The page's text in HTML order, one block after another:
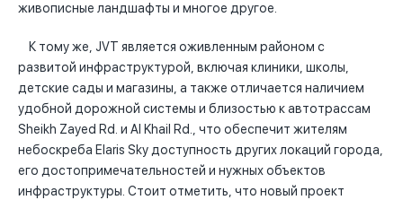
живописные ландшафты и многое другое.
К тому же, JVT является оживленным районом с
развитой инфраструктурой, включая клиники, школы,
детские сады и магазины, а также отличается наличием
удобной дорожной системы и близостью к автотрассам
Sheikh Zayed Rd. и Al Khail Rd., что обеспечит жителям
небоскреба Elaris Sky доступность других локаций города,
его достопримечательностей и нужных объектов
инфраструктуры. Стоит отметить, что новый проект